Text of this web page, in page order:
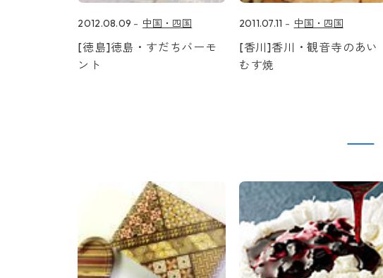
2012.08.09 中国・四国
[徳島]徳島・すだちバーモ
ント
2011.07.11 中国・四国
[香川]香川・観音寺のあい
むす焼